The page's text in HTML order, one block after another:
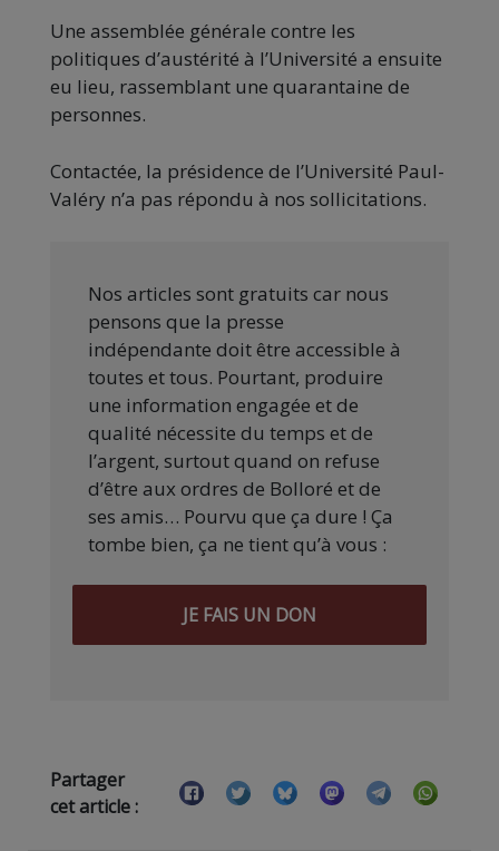
Une assemblée générale contre les
politiques d’austérité à l’Université a ensuite
eu lieu, rassemblant une quarantaine de
personnes.
Contactée, la présidence de l’Université Paul-
Valéry n’a pas répondu à nos sollicitations.
Nos articles sont gratuits car nous
pensons que la presse
indépendante doit être accessible à
toutes et tous. Pourtant, produire
une information engagée et de
qualité nécessite du temps et de
l’argent, surtout quand on refuse
d’être aux ordres de Bolloré et de
ses amis… Pourvu que ça dure ! Ça
tombe bien, ça ne tient qu’à vous :
JE FAIS UN DON
Partager
cet article :